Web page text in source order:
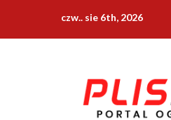
content
czw.. sie 6th, 2026